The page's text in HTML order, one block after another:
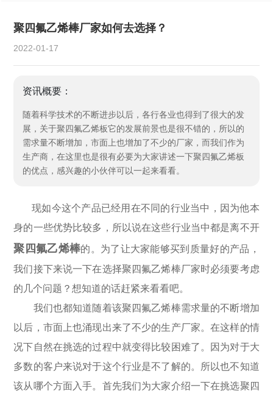
聚四氟乙烯棒厂家如何去选择？
2022-01-17
资讯概要：
​随着科学技术的不断进步以后，各行各业也得到了很大的发
展，关于聚四氟乙烯板它的发展前景也是很不错的，所以的
需求量不断增加，市面上也增加了不少的厂家，而我们作为
生产商，在这里也是很有必要为大家讲述一下聚四氟乙烯板
的优点，感兴趣的小伙伴可以一起来看看。
现如今这个产品已经用在不同的行业当中，因为他本
身的一些优势比较多，所以说在这些行业当中都是离不开
聚四氟乙烯棒的。为了让大家能够买到质量好的产品，
我们接下来说一下在选择聚四氟乙烯棒厂家时必须要考虑
的几个问题？想知道的话赶紧来看看吧。
我们也都知道随着该聚四氟乙烯棒需求量的不断增加
以后，市面上也涌现出来了不少的生产厂家。在这样的情
况下自然在挑选的过程中就变得比较困难了。因为对于大
多数的客户来说对于这个行业是不了解的。所以也不知道
该从哪个方面入手。首先我们为大家介绍一下在挑选聚四